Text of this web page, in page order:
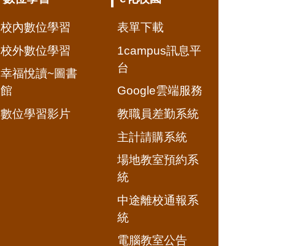
校內數位學習
校外數位學習
幸福悅讀~圖書
館
數位學習影片
表單下載
1campus訊息平
台
Google雲端服務
教職員差勤系統
主計請購系統
場地教室預約系
統
中途離校通報系
統
電腦教室公告